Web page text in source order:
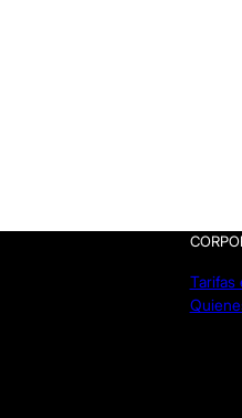
Tarifas